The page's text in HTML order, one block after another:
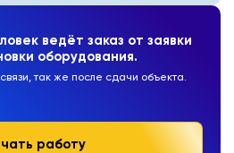
ведёт заказ от заявки
оборудования.
так же после сдачи объекта.
работу